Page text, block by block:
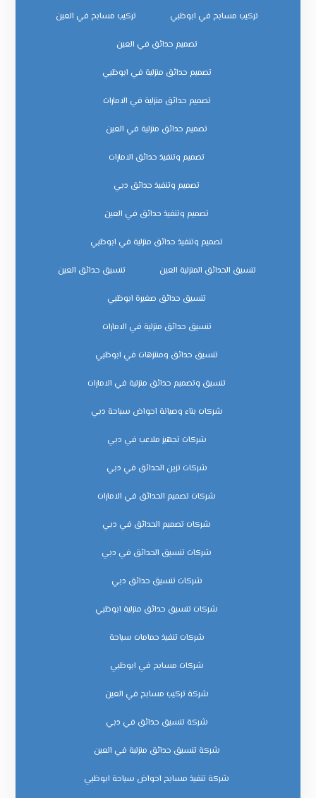
تركيب مسابح في ابوظبي تركيب مسابح في العين
تصميم حدائق في العين
تصميم حدائق منزلية في ابوظبي
تصميم حدائق منزلية في الامارات
تصميم حدائق منزلية في العين
تصميم وتنفيذ حدائق الامارات
تصميم وتنفيذ حدائق دبي
تصميم وتنفيذ حدائق في العين
تصميم وتنفيذ حدائق منزلية في ابوظبي
تنسيق الحدائق المنزلية العين تنسيق حدائق العين
تنسيق حدائق صغيرة ابوظبي
تنسيق حدائق منزلية في الامارات
تنسيق حدائق ومنتزهات في ابوظبي
تنسيق وتصميم حدائق منزلية في الامارات
شركات بناء وصيانة احواض سباحة دبي
شركات تجهيز ملاعب في دبي
شركات تزين الحدائق في دبي
شركات تصميم الحدائق في الامارات
شركات تصميم الحدائق في دبي
شركات تنسيق الحدائق في دبي
شركات تنسيق حدائق دبي
شركات تنسيق حدائق منزلية ابوظبي
شركات تنفيذ حمامات سباحة
شركات مسابح في ابوظبي
شركة تركيب مسابح في العين
شركة تنسيق حدائق في دبي
شركة تنسيق حدائق منزلية في العين
شركة تنفيذ مسابح احواض سباحة ابوظبي